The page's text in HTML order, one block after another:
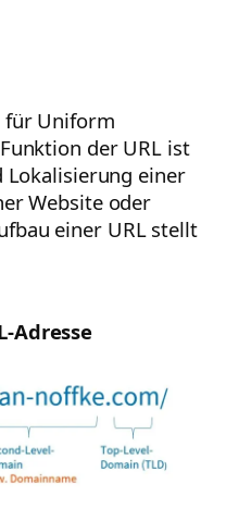
für Uniform
der URL ist
einer
Website oder
einer URL stellt
Adresse